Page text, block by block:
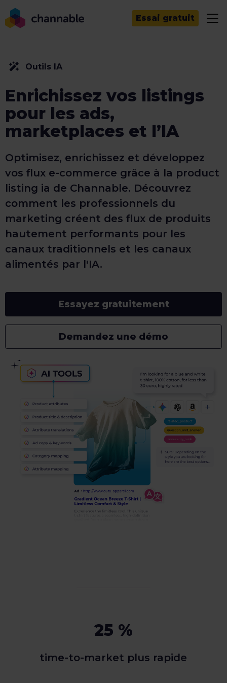
Essai gratuit
Outils IA
Enrichissez vos listings
pour les ads,
marketplaces et l’IA
Optimisez, enrichissez et développez
vos flux e-commerce grâce à la product
listing ia de Channable. Découvrez
comment les professionnels du
marketing créent des flux de produits
hautement performants pour les
canaux traditionnels et les canaux
alimentés par l'IA.
Essayez gratuitement
Demandez une démo
25 %
time-to-market plus rapide